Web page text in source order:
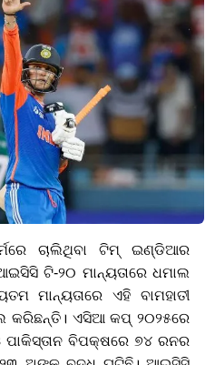
ଚାଲିଥିବା ଟିମ୍ ଇଣ୍ଡିଆର
ଟି-୨୦ ମାନ୍ୟତାରେ ଧମାଲ
ମାନ୍ୟତାରେ ଏହି ବାମହାତୀ
କରିଛନ୍ତି। ଏସିଆ କପ୍ ୨୦୨୫ରେ
ବିପକ୍ଷରେ ୭୪ ରନର